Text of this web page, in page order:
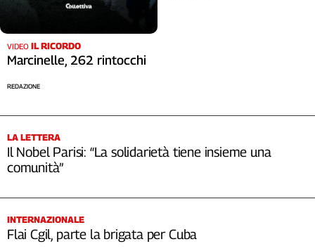
VIDEO IL RICORDO
Marcinelle, 262 rintocchi
REDAZIONE
LA LETTERA
Il Nobel Parisi: “La solidarietà tiene insieme una
comunità”
INTERNAZIONALE
Flai Cgil, parte la brigata per Cuba